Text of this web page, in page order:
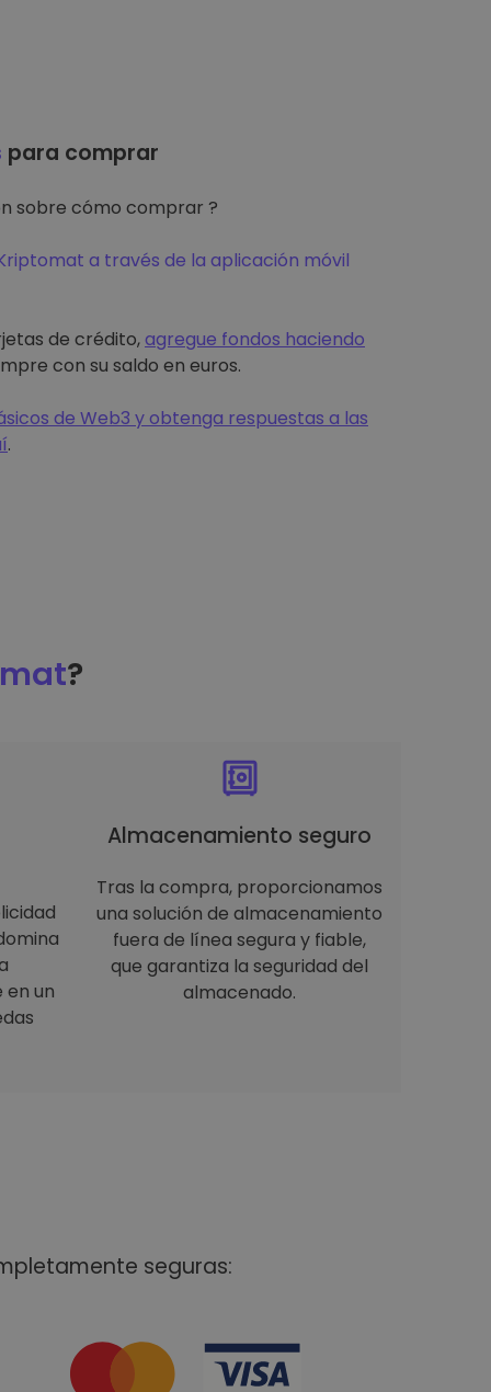
para comprar
sobre cómo comprar ?
a través de la aplicación móvil
de crédito,agregue fondos haciendo
con su saldo en euros.
de Web3 y obtenga respuestas a las
.
?
un
Almacenamiento seguro
Tras la compra, proporcionamos
una solución de almacenamiento
fuera de línea segura y fiable,
que garantiza la seguridad del
almacenado.
seguras: